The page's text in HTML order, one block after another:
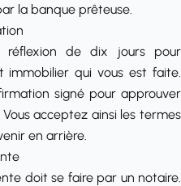
la banque prêteuse.
réflexion de dix jours pour
immobilier qui vous est faite.
signé pour approuver
acceptez ainsi les termes
en arrière.
doit se faire par un notaire.